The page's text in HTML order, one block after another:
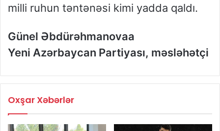
milli ruhun təntənəsi kimi yadda qaldı.
Günel Əbdürəhmanovaa
Yeni Azərbaycan Partiyası, məsləhətçi
Oxşar Xəbərlər